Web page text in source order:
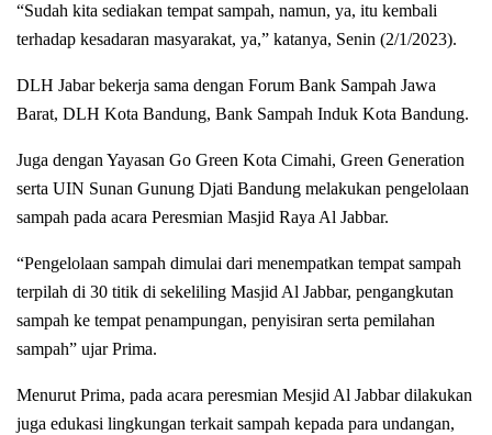
“Sudah kita sediakan tempat sampah, namun, ya, itu kembali
terhadap kesadaran masyarakat, ya,” katanya, Senin (2/1/2023).
DLH Jabar bekerja sama dengan Forum Bank Sampah Jawa
Barat, DLH Kota Bandung, Bank Sampah Induk Kota Bandung.
Juga dengan Yayasan Go Green Kota Cimahi, Green Generation
serta UIN Sunan Gunung Djati Bandung melakukan pengelolaan
sampah pada acara Peresmian Masjid Raya Al Jabbar.
“Pengelolaan sampah dimulai dari menempatkan tempat sampah
terpilah di 30 titik di sekeliling Masjid Al Jabbar, pengangkutan
sampah ke tempat penampungan, penyisiran serta pemilahan
sampah” ujar Prima.
Menurut Prima, pada acara peresmian Mesjid Al Jabbar dilakukan
juga edukasi lingkungan terkait sampah kepada para undangan,